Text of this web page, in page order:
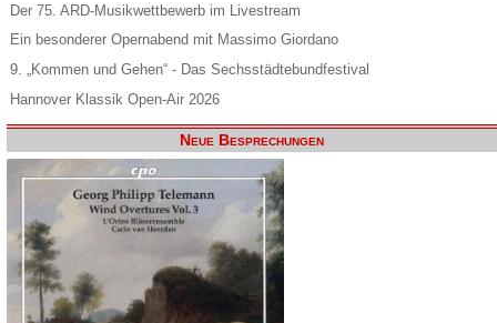
Der 75. ARD-Musikwettbewerb im Livestream
Ein besonderer Opernabend mit Massimo Giordano
9. „Kommen und Gehen“ - Das Sechsstädtebundfestival
Hannover Klassik Open-Air 2026
Neue Besprechungen